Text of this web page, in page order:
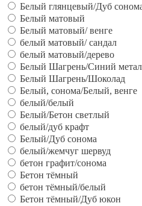
Белый глянцевый/Дуб
Белый матовый
Белый матовый/ венге
белый матовый/ сандал
белый матовый/дерево
Белый Шагрень/Синий
Белый Шагрень/Шоколад
Белый, сонома/Белый, венге
белый/белый
Белый/Бетон светлый
белый/дуб крафт
Белый/Дуб сонома
белый/жемчуг шервуд
бетон графит/сонома
Бетон тёмный
бетон тёмный/белый
Бетон тёмный/Дуб юкон